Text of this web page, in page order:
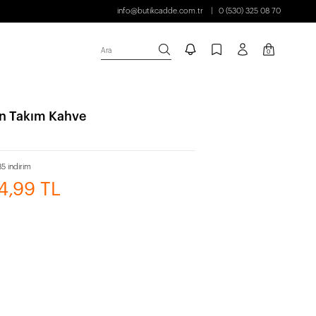
info@butikcadde.com.tr 0 (530) 325 08 70
Ara 0
Takım Kahve
indirim
TL